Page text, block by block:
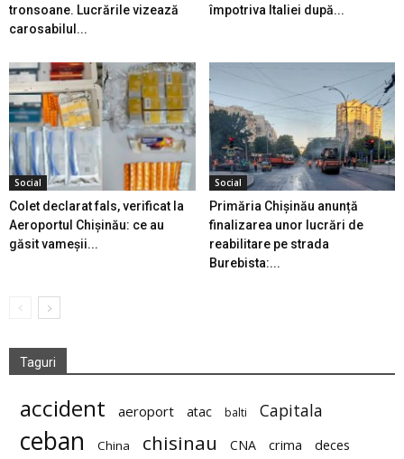
tronsoane. Lucrările vizează
carosabilul...
împotriva Italiei după...
Social
Colet declarat fals, verificat la
Aeroportul Chișinău: ce au
găsit vameșii...
Social
Primăria Chișinău anunță
finalizarea unor lucrări de
reabilitare pe strada
Burebista:...
Taguri
accident aeroport atac balti Capitala
ceban China chisinau CNA crima deces